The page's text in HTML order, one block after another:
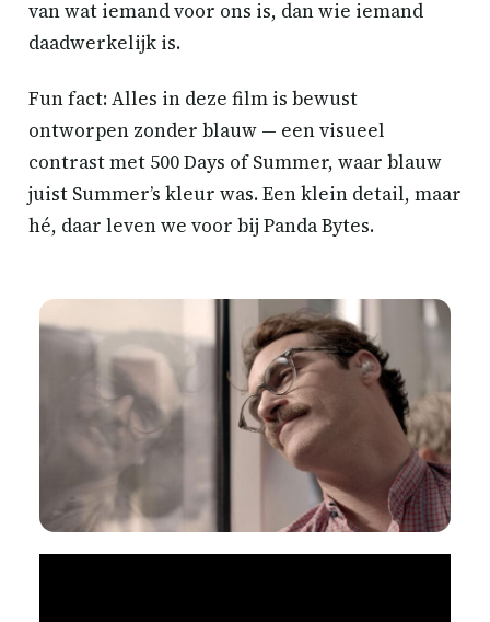
van wat iemand voor ons is, dan wie iemand
daadwerkelijk is.
Fun fact: Alles in deze film is bewust
ontworpen zonder blauw — een visueel
contrast met 500 Days of Summer, waar blauw
juist Summer’s kleur was. Een klein detail, maar
hé, daar leven we voor bij Panda Bytes.